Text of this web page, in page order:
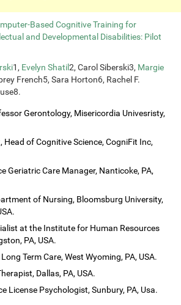
Based Cognitive Training for
and Developmental Disabilities: Pilot
1, Evelyn Shatil2, Carol Siberski3, Margie
French5, Sara Horton6, Rachel F.
Gerontology, Misericordia Univesristy,
Head of Cognitive Science, CogniFit Inc,
Geriatric Care Manager, Nanticoke, PA,
of Nursing, Bloomsburg University,
at the Institute for Human Resources
PA, USA.
Term Care, West Wyoming, PA, USA.
Dallas, PA, USA.
License Psychologist, Sunbury, PA, Usa.